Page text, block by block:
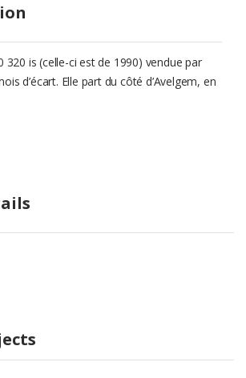
320 is (celle-ci est de 1990) vendue par
d’écart. Elle part du côté d’Avelgem, en